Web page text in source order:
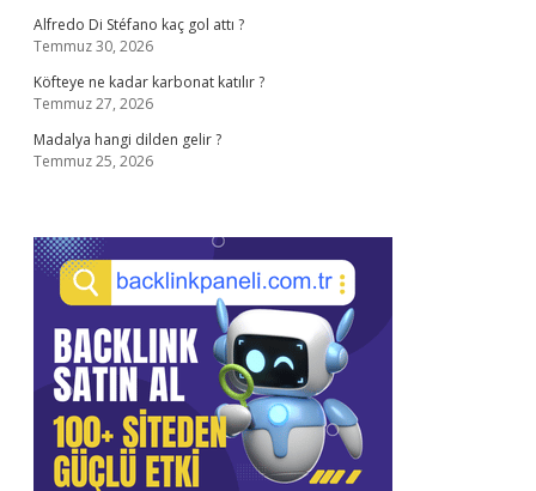
Alfredo Di Stéfano kaç gol attı ?
Temmuz 30, 2026
Köfteye ne kadar karbonat katılır ?
Temmuz 27, 2026
Madalya hangi dilden gelir ?
Temmuz 25, 2026